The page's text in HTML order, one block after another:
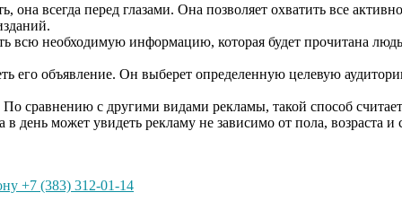
всегда перед глазами. Она позволяет охватить все
необходимую информацию, которая будет прочитана
его объявление. Он выберет определенную целевую
сравнению с другими видами рекламы, такой способ
может увидеть рекламу не зависимо от пола, возраста
+7 (383) 312-01-14